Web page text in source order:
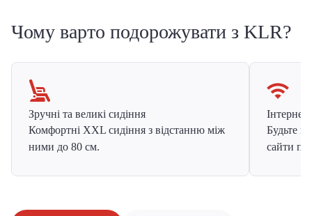
Чому варто подорожувати з KLR?
Зручні та великі сидіння
Комфортні XXL сидіння з відстанню між
ними до 80 см.
Інтернет
Будьте
сайти